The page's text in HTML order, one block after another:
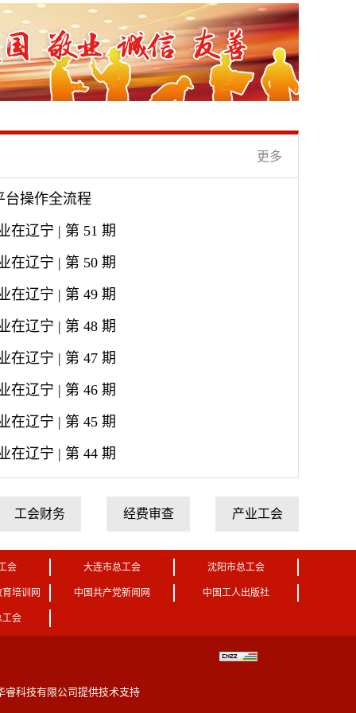
更多
台操作全流程
在辽宁 | 第 51 期
在辽宁 | 第 50 期
在辽宁 | 第 49 期
在辽宁 | 第 48 期
在辽宁 | 第 47 期
在辽宁 | 第 46 期
在辽宁 | 第 45 期
在辽宁 | 第 44 期
工会财务 经费审查 产业工会
会 大连市总工会 沈阳市总工会
培训网 中国共产党新闻网 中国工人出版社
工会
睿科技有限公司提供技术支持